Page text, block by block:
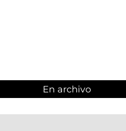
En archivo